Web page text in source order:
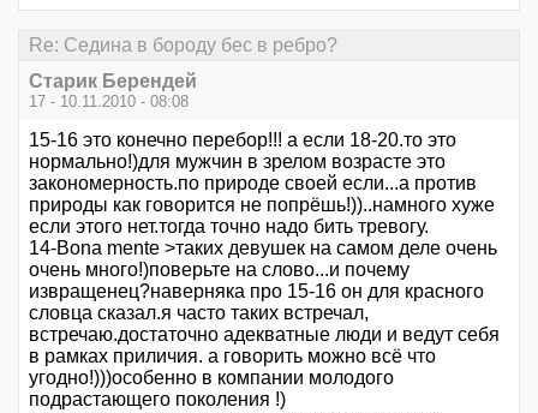
Re: Седина в бороду бес в ребро?
Старик Берендей
17 - 10.11.2010 - 08:08
15-16 это конечно перебор!!! а если 18-20.то это
нормально!)для мужчин в зрелом возрасте это
закономерность.по природе своей если...а против
природы как говорится не попрёшь!))..намного хуже
если этого нет.тогда точно надо бить тревогу.
14-Bona mente >таких девушек на самом деле очень
очень много!)поверьте на слово...и почему
извращенец?наверняка про 15-16 он для красного
словца сказал.я часто таких встречал,
встречаю.достаточно адекватные люди и ведут себя
в рамках приличия. а говорить можно всё что
угодно!)))особенно в компании молодого
подрастающего поколения !)